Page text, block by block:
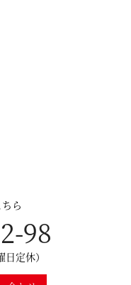
ら
98
定休）